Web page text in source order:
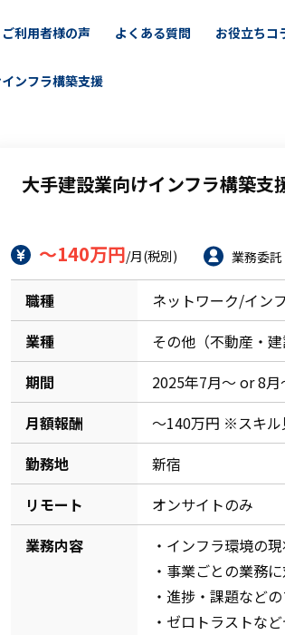
ご利用者様の声 よくある質問 お役立ちコ
ンフラ構築支援
大手建設業向けインフラ構築支
～140万円/月(税別) 業務委託
職種
ネットワーク/イン
業種
その他（不動産・建
期間
2025年7月～ or 8月
月額報酬
～140万円 ※スキル
勤務地
新宿
リモート
オンサイトのみ
業務内容
・インフラ環境の
・事業ごとの業務
・進捗・課題など
・ゼロトラストな